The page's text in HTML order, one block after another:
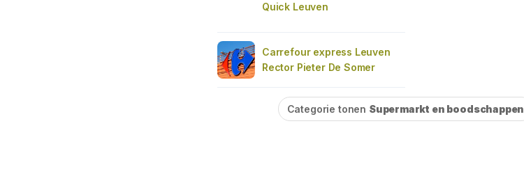
Quick Leuven
Carrefour express Leuven
Rector Pieter De Somer
Categorie tonen Supermarkt en boodschappen